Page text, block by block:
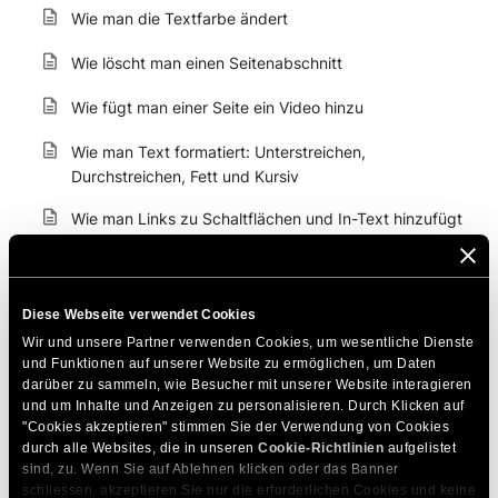
Diese Webseite verwendet Cookies
Wir und unsere Partner verwenden Cookies, um wesentliche Dienste
und Funktionen auf unserer Website zu ermöglichen, um Daten
darüber zu sammeln, wie Besucher mit unserer Website interagieren
und um Inhalte und Anzeigen zu personalisieren. Durch Klicken auf
"Cookies akzeptieren" stimmen Sie der Verwendung von Cookies
durch alle Websites, die in unseren Cookie-Richtlinien aufgelistet
sind, zu. Wenn Sie auf Ablehnen klicken oder das Banner
schliessen, akzeptieren Sie nur die erforderlichen Cookies und keine
Wie man die Textfarbe ändert
Wie löscht man einen Seitenabschnitt
Wie fügt man einer Seite ein Video hinzu
Wie man Text formatiert: Unterstreichen,
Durchstreichen, Fett und Kursiv
Wie man Links zu Schaltflächen und In-Text hinzufügt
So fügen Sie eine Liste in Ihren Text ein
Wie man einen Abschnitt kopiert
So machen Sie Änderungen rückgängig
So ändern Sie die URL einer Seite
Wie ändert man die Schriftgröße im Text